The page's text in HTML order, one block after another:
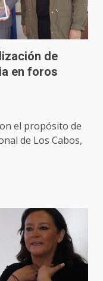
de
en foros
el propósito de
de Los Cabos,